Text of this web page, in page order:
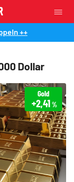
++
Dollar
Gold
+2,41%